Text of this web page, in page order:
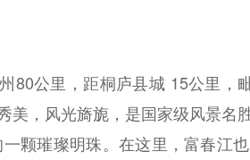
公里，距桐庐县城 15公里，
美，风光旖旎，是国家级风景名胜
颗璀璨明珠。在这里，富春江